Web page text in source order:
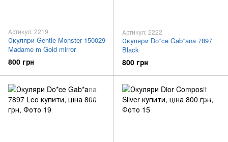
Артикул: 2219
Окуляри Gentle Monster 150029
Madame m Gold mirror
800 грн
Артикул: 2222
Окуляри Do*ce Gab*ana 7897
Black
800 грн